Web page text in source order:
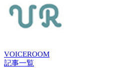
VOICEROOM
記事一覧